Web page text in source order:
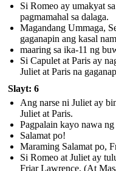
Si Romeo ay umakyat
pagmamahal sa dalaga.
Magandang Ummaga,
gaganapin ang kasal
maaring sa ika-11 ng
Si Capulet at Paris ay
Juliet at Paris na
Slayt: 6
Ang narse ni Juliet ay
Juliet at Paris.
Pagpalain kayo nawa
Salamat po!
Maraming Salamat po,
Si Romeo at Juliet ay
Friar Lawrence. (At